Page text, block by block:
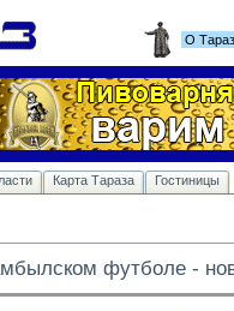
О
Карта Тараза Гостиницы
футболе -